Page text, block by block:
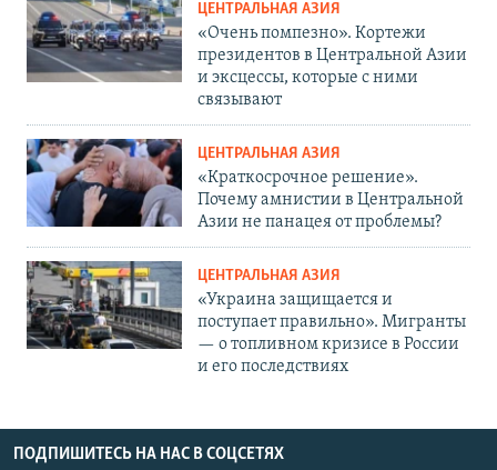
ЦЕНТРАЛЬНАЯ АЗИЯ
«Очень помпезно». Кортежи
президентов в Центральной Азии
и эксцессы, которые с ними
связывают
ЦЕНТРАЛЬНАЯ АЗИЯ
«Краткосрочное решение».
Почему амнистии в Центральной
Азии не панацея от проблемы?
ЦЕНТРАЛЬНАЯ АЗИЯ
«Украина защищается и
поступает правильно». Мигранты
— о топливном кризисе в России
и его последствиях
ПОДПИШИТЕСЬ НА НАС В СОЦСЕТЯХ